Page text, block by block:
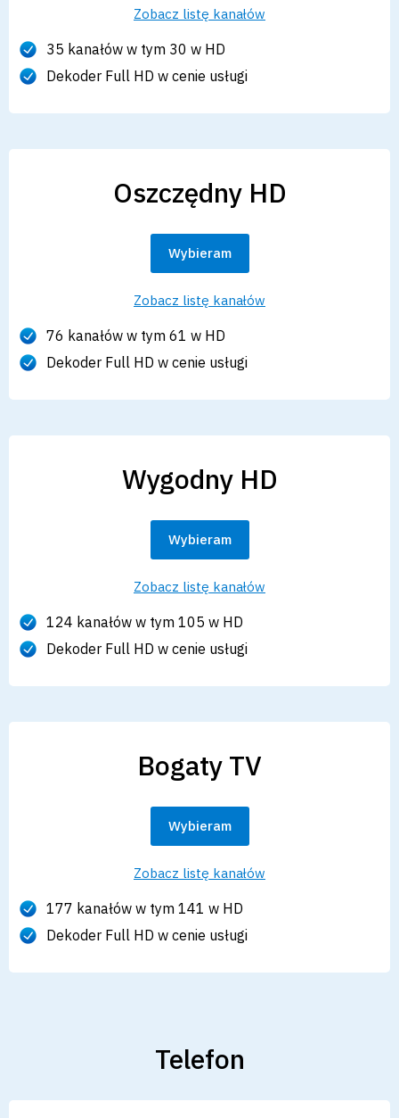
Zobacz listę kanałów
35 kanałów w tym 30 w HD
Dekoder Full HD w cenie usługi
Oszczędny HD
Wybieram
Zobacz listę kanałów
76 kanałów w tym 61 w HD
Dekoder Full HD w cenie usługi
Wygodny HD
Wybieram
Zobacz listę kanałów
124 kanałów w tym 105 w HD
Dekoder Full HD w cenie usługi
Bogaty TV
Wybieram
Zobacz listę kanałów
177 kanałów w tym 141 w HD
Dekoder Full HD w cenie usługi
Telefon